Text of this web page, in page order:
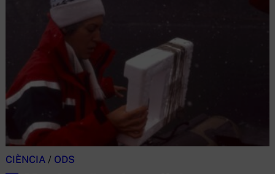
CIÈNCIA / ODS